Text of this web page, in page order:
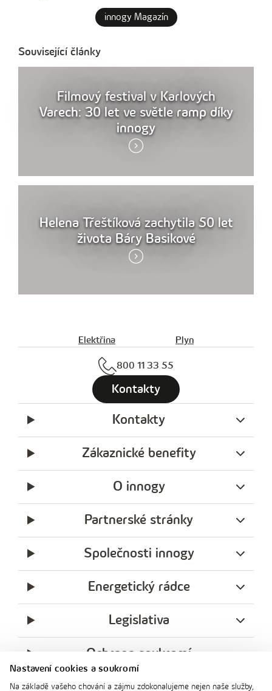
Nastavení cookies a soukromí
Na základě vašeho chování a zájmu zdokonalujeme nejen naše služby,
innogy Magazín
Související články
Filmový festival v Karlových
Varech: 30 let ve světle ramp díky
innogy
Helena Třeštíková zachytila 50 let
života Báry Basikové
Elektřina Plyn
800 11 33 55
Kontakty
Kontakty
Zákaznické benefity
O innogy
Partnerské stránky
Společnosti innogy
Energetický rádce
Legislativa
Ochrana soukromí
messengerfacebook
x
instagramyoutubeLinkedin